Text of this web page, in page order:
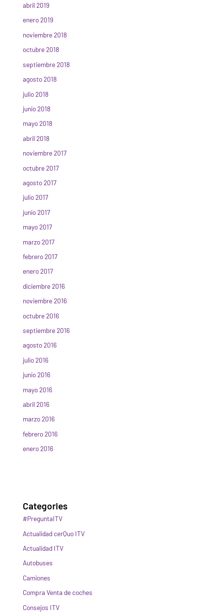
abril 2019
enero 2019
noviembre 2018
octubre 2018
septiembre 2018
agosto 2018
julio 2018
junio 2018
mayo 2018
abril 2018
noviembre 2017
octubre 2017
agosto 2017
julio 2017
junio 2017
mayo 2017
marzo 2017
febrero 2017
enero 2017
diciembre 2016
noviembre 2016
octubre 2016
septiembre 2016
agosto 2016
julio 2016
junio 2016
mayo 2016
abril 2016
marzo 2016
febrero 2016
enero 2016
Categories
#PreguntaITV
Actualidad cerQuo ITV
Actualidad ITV
Autobuses
Camiones
Compra Venta de coches
Consejos ITV